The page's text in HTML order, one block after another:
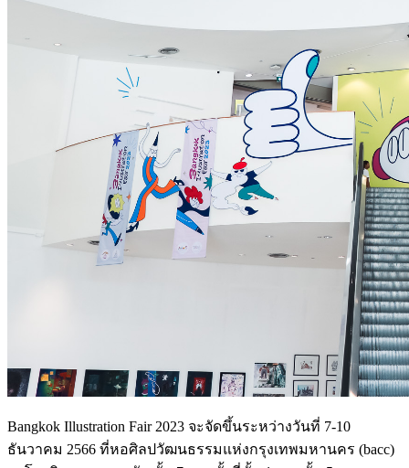
Bangkok Illustration Fair 2023 จะจัดขึ้นระหว่างวันที่ 7-10
ธันวาคม 2566 ที่หอศิลปวัฒนธรรมแห่งกรุงเทพมหานคร (bacc)